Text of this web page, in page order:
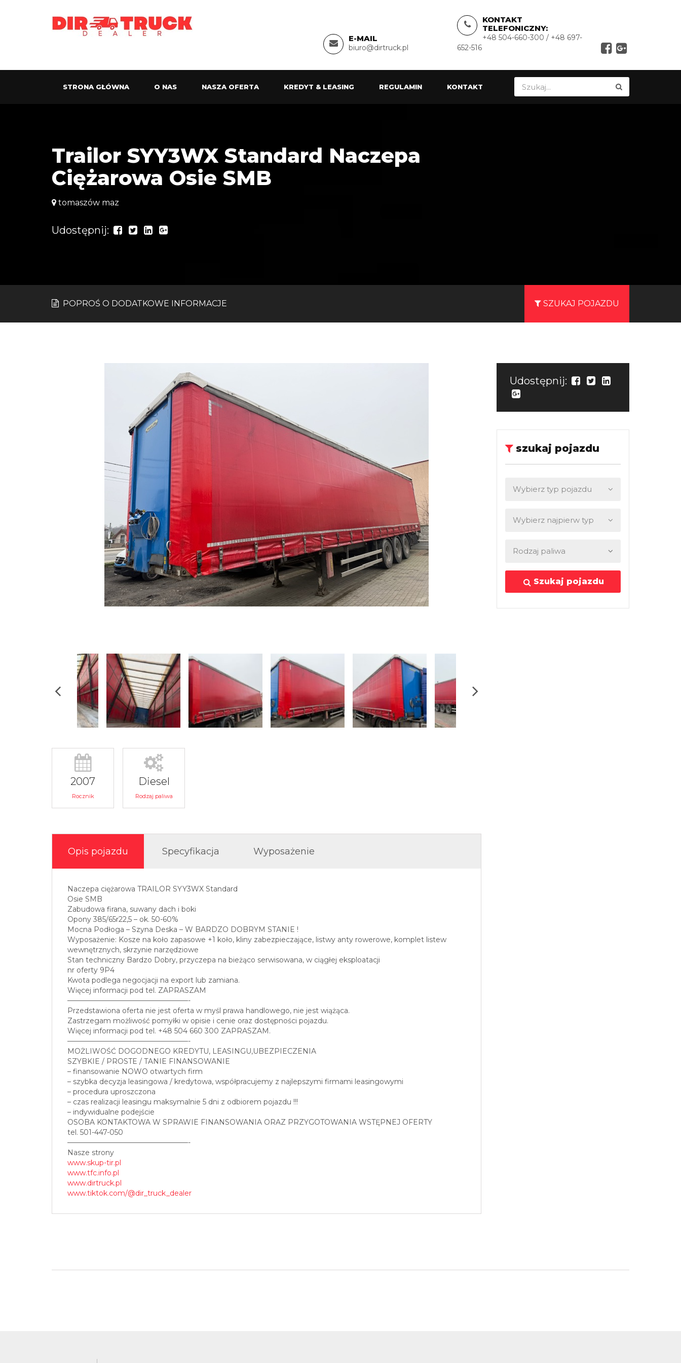
E-MAIL
biuro@dirtruck.pl
KONTAKT
TELEFONICZNY:
+48 504-660-300 / +48 697-
652-516
STRONA GŁÓWNA O NAS NASZA OFERTA KREDYT & LEASING REGULAMIN KONTAKT
Trailor SYY3WX Standard Naczepa
Ciężarowa Osie SMB
tomaszów maz
Udostępnij:
SZUKAJ POJAZDU
POPROŚ O DODATKOWE INFORMACJE
2007
Rocznik
Diesel
Rodzaj paliwa
Opis pojazdu Specyfikacja Wyposażenie
Naczepa ciężarowa TRAILOR SYY3WX Standard
Osie SMB
Zabudowa firana, suwany dach i boki
Opony 385/65r22,5 – ok. 50-60%
Mocna Podłoga – Szyna Deska – W BARDZO DOBRYM STANIE !
Wyposażenie: Kosze na koło zapasowe +1 koło, kliny zabezpieczające, listwy anty rowerowe, komplet listew
wewnętrznych, skrzynie narzędziowe
Stan techniczny Bardzo Dobry, przyczepa na bieżąco serwisowana, w ciągłej eksploatacji
nr oferty 9P4
Kwota podlega negocjacji na export lub zamiana.
Więcej informacji pod tel. ZAPRASZAM
—————————————————-
Przedstawiona oferta nie jest oferta w myśl prawa handlowego, nie jest wiążąca.
Zastrzegam możliwość pomyłki w opisie i cenie oraz dostępności pojazdu.
Więcej informacji pod tel. +48 504 660 300 ZAPRASZAM.
—————————————————-
MOŻLIWOŚĆ DOGODNEGO KREDYTU, LEASINGU,UBEZPIECZENIA
SZYBKIE / PROSTE / TANIE FINANSOWANIE
– finansowanie NOWO otwartych firm
– szybka decyzja leasingowa / kredytowa, współpracujemy z najlepszymi firmami leasingowymi
– procedura uproszczona
– czas realizacji leasingu maksymalnie 5 dni z odbiorem pojazdu !!!
– indywidualne podejście
OSOBA KONTAKTOWA W SPRAWIE FINANSOWANIA ORAZ PRZYGOTOWANIA WSTĘPNEJ OFERTY
tel. 501-447-050
—————————————————-
Nasze strony
www.skup-tir.pl
www.tfc.info.pl
www.dirtruck.pl
www.tiktok.com/@dir_truck_dealer
Udostępnij:
szukaj pojazdu
Szukaj pojazdu